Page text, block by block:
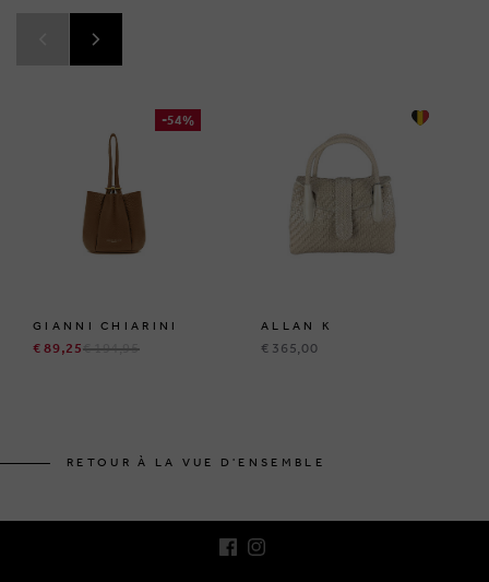
-54%
GIANNI CHIARINI
€ 89,25€ 194,95
ALLAN K
€ 365,00
RETOUR À LA VUE D'ENSEMBLE